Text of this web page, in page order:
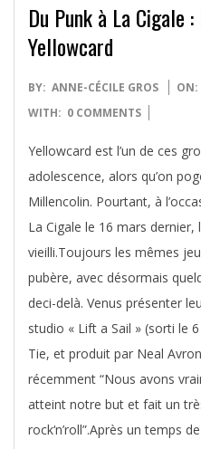
Du Punk à La Cigale
Yellowcard
2015-
03-
BY: ANNE-CÉCILE GROS ON:
WITH: 0 COMMENTS
Yellowcard est l’un de ces
adolescence, alors qu’on
Millencolin. Pourtant, à
La Cigale le 16 mars dernier,
vieilli.Toujours les mêmes
pubère, avec désormais
deci-delà. Venus présenter
studio « Lift a Sail » (sorti le
Tie, et produit par Neal
récemment “Nous avons
atteint notre but et fait un
rock‘n’roll”.Après un temps